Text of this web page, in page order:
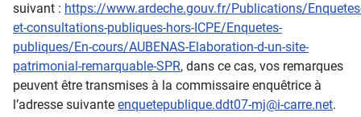
suivant : https://www.ardeche.gouv.fr/Publications/
et-consultations-publiques-hors-ICPE/Enquetes-
publiques/En-cours/AUBENAS-Elaboration-d-un-site-
patrimonial-remarquable-SPR, dans ce cas, vos remarques
peuvent être transmises à la commissaire enquêtrice à
l’adresse suivante enquetepublique.ddt07-mj@i-carre.net.